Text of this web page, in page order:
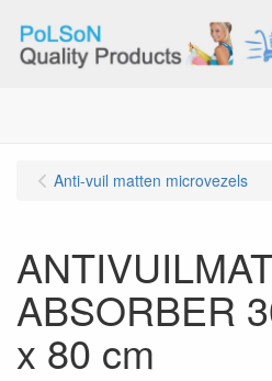
Anti-vuil matten microvezels
ABSORBER
x 80 cm